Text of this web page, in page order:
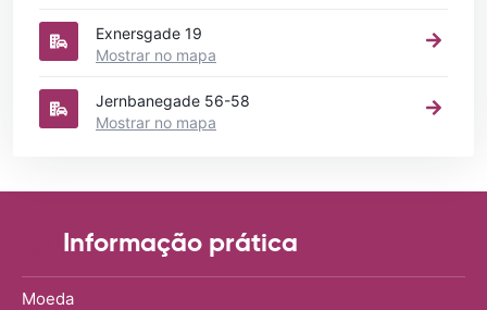
Exnersgade 19
Mostrar no mapa
Jernbanegade 56-58
Mostrar no mapa
Informação prática
Moeda